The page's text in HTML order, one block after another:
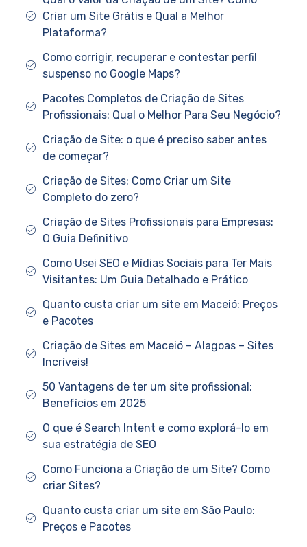
Criar um Site Grátis e Qual a Melhor
Plataforma?
Como corrigir, recuperar e contestar perfil
suspenso no Google Maps?
Pacotes Completos de Criação de Sites
Profissionais: Qual o Melhor Para Seu Negócio?
Criação de Site: o que é preciso saber antes
de começar?
Criação de Sites: Como Criar um Site
Completo do zero?
Criação de Sites Profissionais para Empresas:
O Guia Definitivo
Como Usei SEO e Mídias Sociais para Ter Mais
Visitantes: Um Guia Detalhado e Prático
Quanto custa criar um site em Maceió: Preços
e Pacotes
Criação de Sites em Maceió – Alagoas – Sites
Incríveis!
50 Vantagens de ter um site profissional:
Benefícios em 2025
O que é Search Intent e como explorá-lo em
sua estratégia de SEO
Como Funciona a Criação de um Site? Como
criar Sites?
Quanto custa criar um site em São Paulo:
Preços e Pacotes